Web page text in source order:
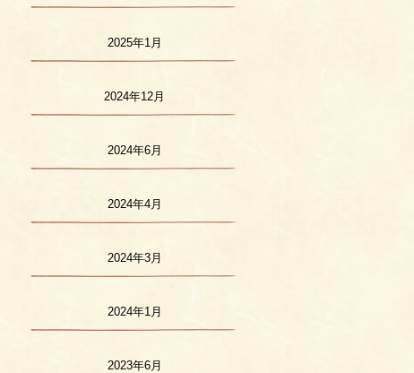
2025年1月
2024年12月
2024年6月
2024年4月
2024年3月
2024年1月
2023年6月